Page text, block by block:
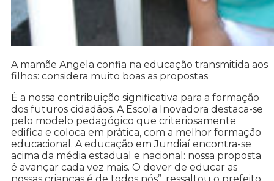
A mamãe Angela confia na educação transmitida aos
filhos: considera muito boas as propostas
É a nossa contribuição significativa para a formação
dos futuros cidadãos. A Escola Inovadora destaca-se
pelo modelo pedagógico que criteriosamente
edifica e coloca em prática, com a melhor formação
educacional. A educação em Jundiaí encontra-se
acima da média estadual e nacional: nossa proposta
é avançar cada vez mais. O dever de educar as